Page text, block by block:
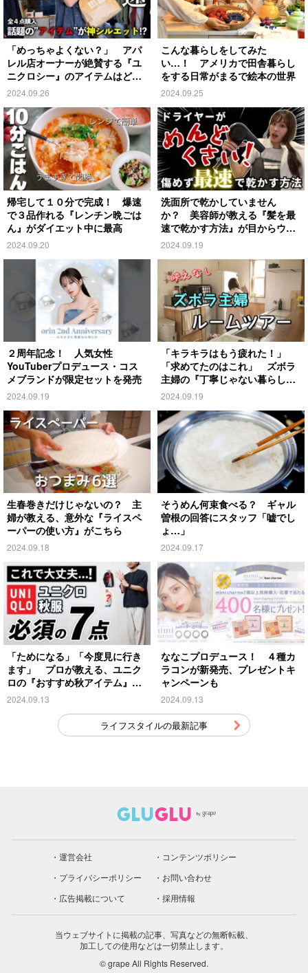
「めっちゃよくない？」 アパ
レル店オーナーが絶賛する『ユ
ニクロシー』のアイテムはど
れ？
2024.09.26
こんな暮らしをしてみた
い…！ アメリカで田舎暮らし
をする日常がまるで絵本の世界
2024.09.25
帰宅して１０分で完成！ 爆速
で３品作れる『レンチン晩ごは
ん』がダイエット中に最高
2024.09.20
洗面所で乾かしていません
か？ 美容師が教える『髪を最
速で乾かす方法』が目からウロ
コ
2024.09.19
２周年記念！ 人気女性
YouTuberプロデュース・コス
メブランドが限定セットを発売
2024.09.19
「キラキラはもう疲れた！」
「求めてたのはこれ」 ズボラ
主婦の『丁寧じゃない暮らし』
がこちら
2024.09.19
生春巻きだけじゃないの？ 主
婦が教える、意外な『ライスペ
ーパーの使い方』がこちら
2024.09.18
そうめん何束食べる？ ギャル
曽根の回答にスタッフ「嘘でし
ょ…」
2024.09.17
「ためになる」「今度見に行き
ます」 プロが教える、ユニク
ロの『おすすめ秋アイテム』が
こちら
2024.09.13
ななこプロデュース！ ４種カ
ラコンが新発売、プレゼントキ
ャンペーンも
2024.09.13
ライフスタイルの最新記事
運営会社
コンテンツポリシー
プライバシーポリシー
お問い合わせ
広告掲載について
採用情報
当ウェブサイトに掲載の記事、写真などの無断転載、
加工しての使用などは一切禁止します。
© grape All Rights Reserved.